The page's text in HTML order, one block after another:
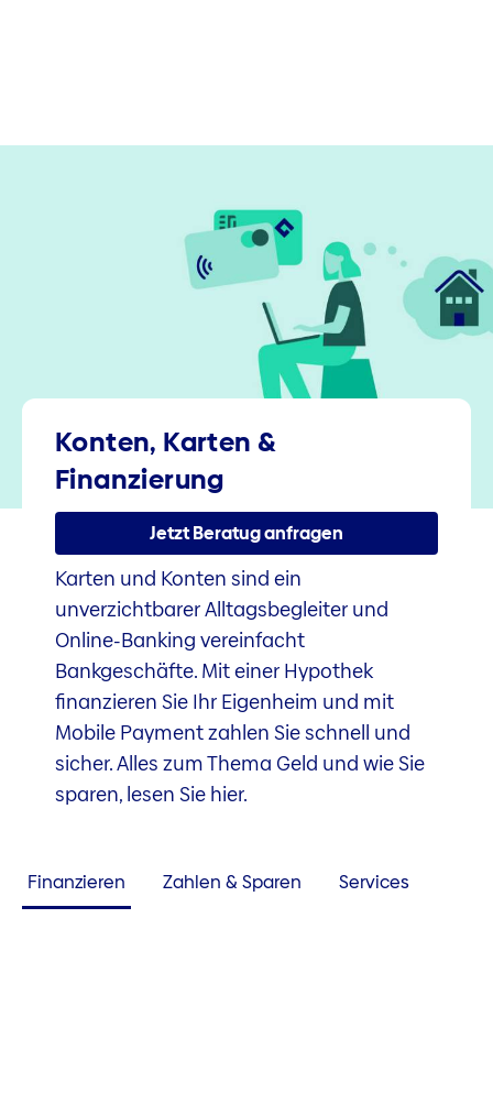
Konten, Karten &
Finanzierung
Jetzt Beratug anfragen
Karten und Konten sind ein
unverzichtbarer Alltagsbegleiter und
Online-Banking vereinfacht
Bankgeschäfte. Mit einer Hypothek
finanzieren Sie Ihr Eigenheim und mit
Mobile Payment zahlen Sie schnell und
sicher. Alles zum Thema Geld und wie Sie
sparen, lesen Sie hier.
Finanzieren Zahlen & Sparen Services